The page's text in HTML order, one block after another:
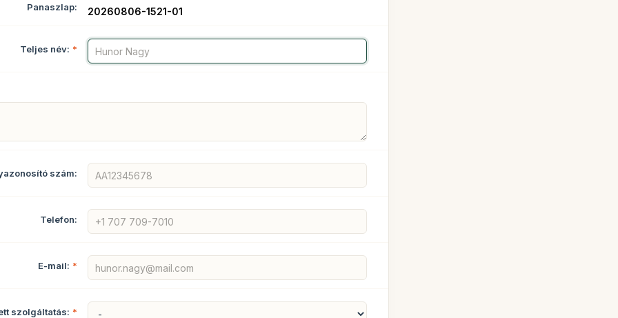
Panaszlap: 20260806-1521-01
Teljes név: *
szám:
Telefon:
E-mail: *
szolgáltatás: *